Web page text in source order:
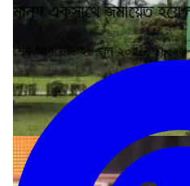
মানুষ একসাথে জমায়েত হয়ে
শেষ আপডেট: ২১ জুন ২০২৬, ১৮:২৬